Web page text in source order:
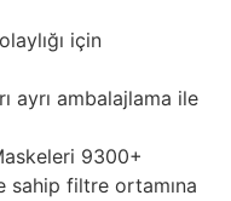
için
ayrı ambalajlama ile
9300+
sahip filtre ortamına